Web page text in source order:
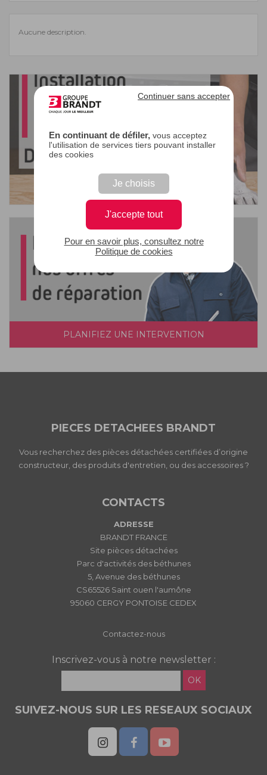
En continuant de défiler,vous acceptez
l'utilisation de services tiers pouvant installer
des cookies
Je choisis
J'accepte tout
Continuer sans accepter
Pour en savoir plus, consultez notre
Politique de cookies
Aucune description.
PLANIFIEZ UNE INTERVENTION
PIECES DETACHEES BRANDT
Vous recherchez des pièces détachées certifiées d’origine
constructeur, des produits d'entretien, ou des accessoires ?
CONTACTS
ADRESSE
BRANDT FRANCE
Site pièces détachées
Parc d'activités des béthunes
5, Avenue des béthunes
CS65526 Saint ouen l'aumône
95060 CERGY PONTOISE CEDEX
Contactez-nous
Inscrivez-vous à notre newsletter :
OK
SUIVEZ-NOUS SUR LES RESEAUX SOCIAUX